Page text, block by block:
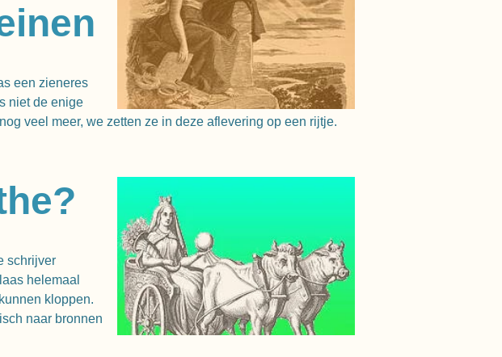
een zieneres
niet de enige
veel meer, we zetten ze in deze aflevering op een rijtje.
schrijver
helemaal
kloppen.
naar bronnen